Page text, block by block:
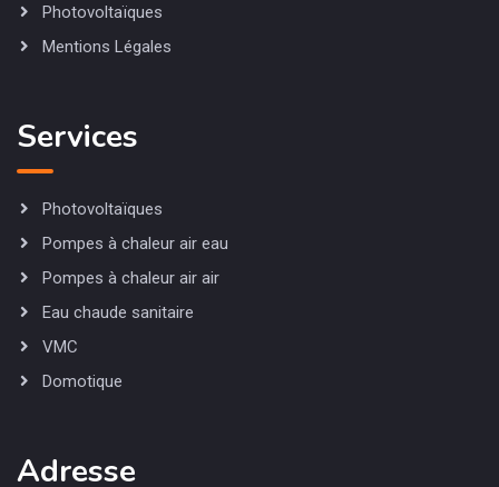
Photovoltaïques
Mentions Légales
Services
Photovoltaïques
Pompes à chaleur air eau
Pompes à chaleur air air
Eau chaude sanitaire
VMC
Domotique
Adresse